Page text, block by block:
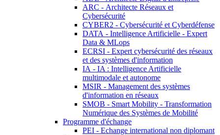
ARC - Architecte Réseaux et
Cybersécurité
CYBER2 - Cybersécurité et Cyberdéfense
DATA - Intelligence Artificielle - Expert
Data & MLops
ECRSI - Expert cybersécurité des réseaux
et des systèmes d'information
IA - IA : Intelligence Artificielle
multimodale et autonome
MSIR - Management des systèmes
d'information en réseaux
SMOB - Smart Mobility - Transformation
Numérique des Systèmes de Mobilité
Programme d'échange
PEI - Echange international non diplomant